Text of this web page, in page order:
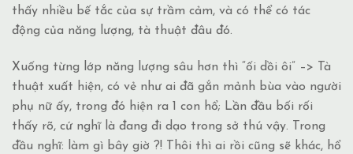
thấy nhiều bế tắc của sự trầm cảm, và có thể có tác
động của năng lượng, tà thuật đâu đó.
Xuống từng lớp năng lượng sâu hơn thì “ối dồi ôi” –> Tà
thuật xuất hiện, có vẻ như ai đã gắn mảnh bùa vào người
phụ nữ ấy, trong đó hiện ra 1 con hổ; Lần đầu bối rối
thấy rõ, cứ nghĩ là đang đi dạo trong sở thú vậy. Trong
đầu nghĩ: làm gì bây giờ ?! Thôi thì ai rồi cũng sẽ khác, hổ